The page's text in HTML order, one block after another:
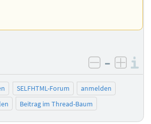
negativ
–
SELFHTML-Forum
anmelden
Beitrag im Thread-Baum